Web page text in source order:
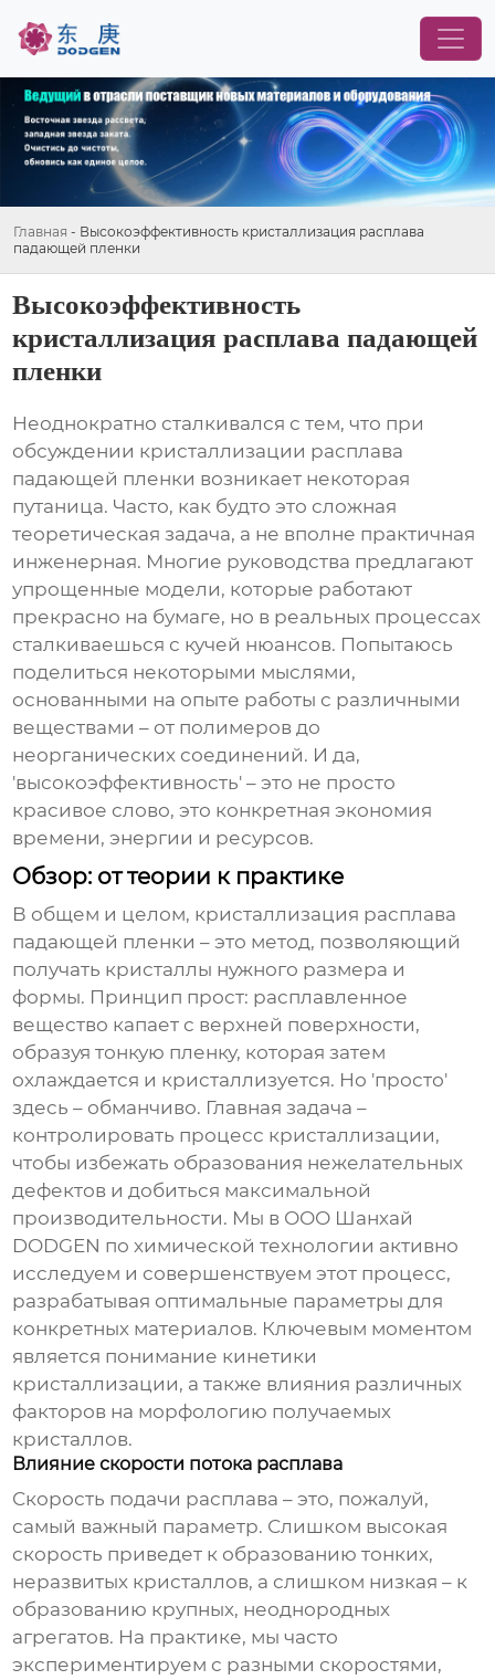
Главная - Высокоэффективность кристаллизация расплава
падающей пленки
Высокоэффективность
кристаллизация расплава падающей
пленки
Неоднократно сталкивался с тем, что при
обсуждении кристаллизации расплава
падающей пленки возникает некоторая
путаница. Часто, как будто это сложная
теоретическая задача, а не вполне практичная
инженерная. Многие руководства предлагают
упрощенные модели, которые работают
прекрасно на бумаге, но в реальных процессах
сталкиваешься с кучей нюансов. Попытаюсь
поделиться некоторыми мыслями,
основанными на опыте работы с различными
веществами – от полимеров до
неорганических соединений. И да,
'высокоэффективность' – это не просто
красивое слово, это конкретная экономия
времени, энергии и ресурсов.
Обзор: от теории к практике
В общем и целом, кристаллизация расплава
падающей пленки – это метод, позволяющий
получать кристаллы нужного размера и
формы. Принцип прост: расплавленное
вещество капает с верхней поверхности,
образуя тонкую пленку, которая затем
охлаждается и кристаллизуется. Но 'просто'
здесь – обманчиво. Главная задача –
контролировать процесс кристаллизации,
чтобы избежать образования нежелательных
дефектов и добиться максимальной
производительности. Мы в ООО Шанхай
DODGEN по химической технологии активно
исследуем и совершенствуем этот процесс,
разрабатывая оптимальные параметры для
конкретных материалов. Ключевым моментом
является понимание кинетики
кристаллизации, а также влияния различных
факторов на морфологию получаемых
кристаллов.
Влияние скорости потока расплава
Скорость подачи расплава – это, пожалуй,
самый важный параметр. Слишком высокая
скорость приведет к образованию тонких,
неразвитых кристаллов, а слишком низкая – к
образованию крупных, неоднородных
агрегатов. На практике, мы часто
экспериментируем с разными скоростями,